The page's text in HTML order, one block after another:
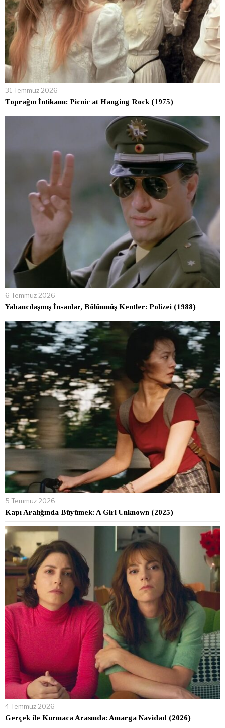
31 Temmuz 2026
Toprağın İntikamı: Picnic at Hanging Rock (1975)
6 Temmuz 2026
Yabancılaşmış İnsanlar, Bölünmüş Kentler: Polizei (1988)
5 Temmuz 2026
Kapı Aralığında Büyümek: A Girl Unknown (2025)
4 Temmuz 2026
Gerçek ile Kurmaca Arasında: Amarga Navidad (2026)